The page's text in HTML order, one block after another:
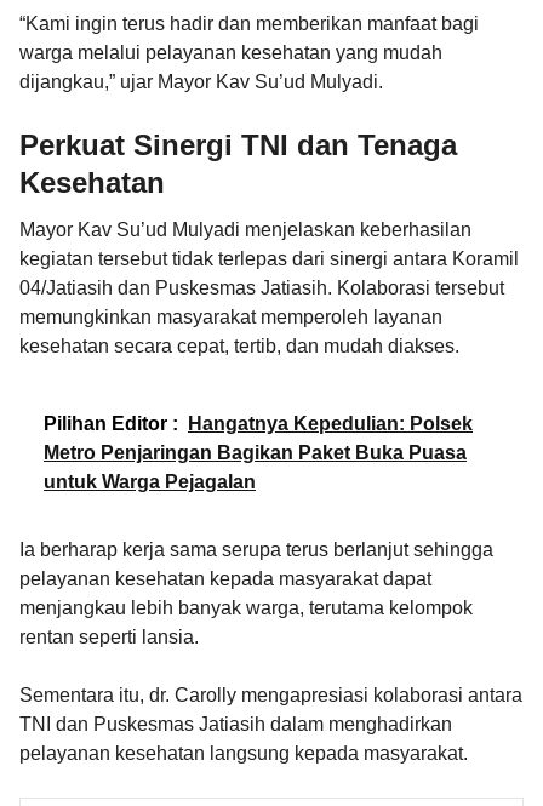
“Kami ingin terus hadir dan memberikan manfaat bagi
warga melalui pelayanan kesehatan yang mudah
dijangkau,” ujar Mayor Kav Su’ud Mulyadi.
Perkuat Sinergi TNI dan Tenaga
Kesehatan
Mayor Kav Su’ud Mulyadi menjelaskan keberhasilan
kegiatan tersebut tidak terlepas dari sinergi antara Koramil
04/Jatiasih dan Puskesmas Jatiasih. Kolaborasi tersebut
memungkinkan masyarakat memperoleh layanan
kesehatan secara cepat, tertib, dan mudah diakses.
Pilihan Editor :
Hangatnya Kepedulian: Polsek
Metro Penjaringan Bagikan Paket Buka Puasa
untuk Warga Pejagalan
Ia berharap kerja sama serupa terus berlanjut sehingga
pelayanan kesehatan kepada masyarakat dapat
menjangkau lebih banyak warga, terutama kelompok
rentan seperti lansia.
Sementara itu, dr. Carolly mengapresiasi kolaborasi antara
TNI dan Puskesmas Jatiasih dalam menghadirkan
pelayanan kesehatan langsung kepada masyarakat.